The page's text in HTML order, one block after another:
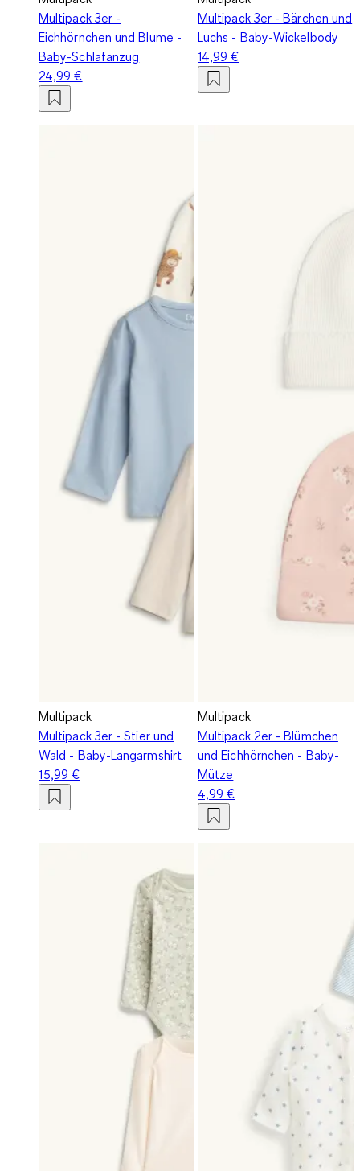
Multipack 3er -
Eichhörnchen und Blume -
Baby-Schlafanzug
24,99 €
Multipack 3er - Bärchen und
Luchs - Baby-Wickelbody
14,99 €
Multipack
Multipack 3er - Stier und
Wald - Baby-Langarmshirt
15,99 €
Multipack
Multipack 2er - Blümchen
und Eichhörnchen - Baby-
Mütze
4,99 €